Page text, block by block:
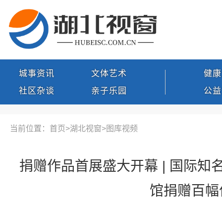
城事资讯
社区杂谈
文体艺术
亲子乐园
健
公
当前位置：首页>湖北视窗>图库视频
捐赠作品首展盛大开幕 | 国际知
馆捐赠百